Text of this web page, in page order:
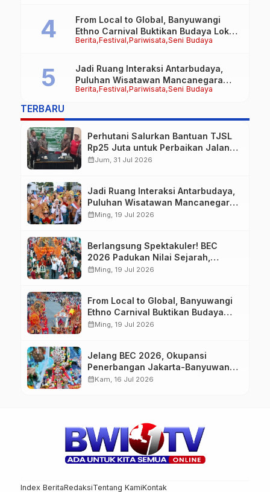
Berita Festival Pariwisata Seni Budaya
From Local to Global, Banyuwangi
Ethno Carnival Buktikan Budaya Lokal
Mampu Mendunia
Berita Festival Pariwisata Seni Budaya
Jadi Ruang Interaksi Antarbudaya,
Puluhan Wisatawan Mancanegara
Meriahkan BEC 2026
TERBARU
Perhutani Salurkan Bantuan TJSL
Rp25 Juta untuk Perbaikan Jalan
Warga Sekitar Hutan di
calendar_monthJum, 31 Jul 2026
Jadi Ruang Interaksi Antarbudaya,
Puluhan Wisatawan Mancanegara
Meriahkan BEC 2026
calendar_monthMing, 19 Jul 2026
Berlangsung Spektakuler! BEC
2026 Padukan Nilai Sejarah,
Budaya, dan Fashion Berkelas
calendar_monthMing, 19 Jul 2026
From Local to Global, Banyuwangi
Ethno Carnival Buktikan Budaya
Lokal Mampu Mendunia
calendar_monthMing, 19 Jul 2026
Jelang BEC 2026, Okupansi
Penerbangan Jakarta-Banyuwangi
Tembus 90 Persen
calendar_monthKam, 16 Jul 2026
Index BeritaRedaksiTentang KamiKontak